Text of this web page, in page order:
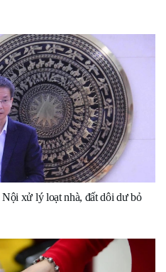
xử lý loạt nhà, đất dôi dư bỏ